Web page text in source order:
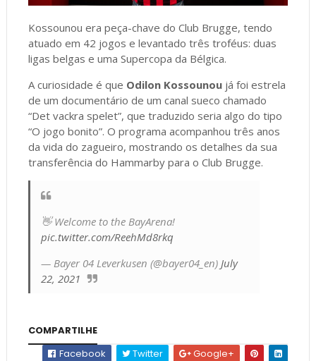
Kossounou era peça-chave do Club Brugge, tendo
atuado em 42 jogos e levantado três troféus: duas
ligas belgas e uma Supercopa da Bélgica.
A curiosidade é que Odilon Kossounoujá foi estrela
de um documentário de um canal sueco chamado
“Det vackra spelet”, que traduzido seria algo do tipo
“O jogo bonito”. O programa acompanhou três anos
da vida do zagueiro, mostrando os detalhes da sua
transferência do Hammarby para o Club Brugge.
👋 Welcome to the BayArena!
pic.twitter.com/ReehMd8rkq
— Bayer 04 Leverkusen (@bayer04_en) July
22, 2021
COMPARTILHE
Facebook
Twitter Google+